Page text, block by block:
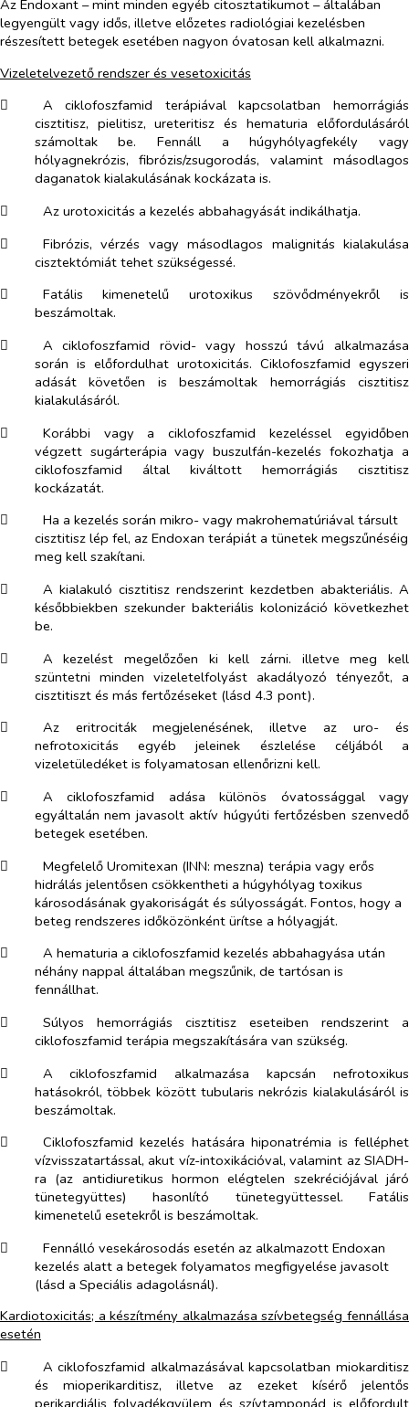
Az Endoxant – mint minden egyéb citosztatikumot – általában
legyengült vagy idős, illetve előzetes radiológiai kezelésben
részesített betegek esetében nagyon óvatosan kell alkalmazni.
Vizeletelvezető rendszer és vesetoxicitás
​
A ciklofoszfamid terápiával kapcsolatban hemorrágiás
cisztitisz, pielitisz, ureteritisz és hematuria előfordulásáról
számoltak be. Fennáll a húgyhólyagfekély vagy
hólyagnekrózis, fibrózis/zsugorodás, valamint másodlagos
daganatok kialakulásának kockázata is.
​
Az urotoxicitás a kezelés abbahagyását indikálhatja.
​
Fibrózis, vérzés vagy másodlagos malignitás kialakulása
cisztektómiát tehet szükségessé.
​
Fatális kimenetelű urotoxikus szövődményekről is
beszámoltak.
​
A ciklofoszfamid rövid- vagy hosszú távú alkalmazása
során is előfordulhat urotoxicitás. Ciklofoszfamid egyszeri
adását követően is beszámoltak hemorrágiás cisztitisz
kialakulásáról.
​
Korábbi vagy a ciklofoszfamid kezeléssel egyidőben
végzett sugárterápia vagy buszulfán-kezelés fokozhatja a
ciklofoszfamid által kiváltott hemorrágiás cisztitisz
kockázatát.
​
Ha a kezelés során mikro- vagy makrohematúriával társult
cisztitisz lép fel, az Endoxan terápiát a tünetek megszűnéséig
meg kell szakítani.
​
A kialakuló cisztitisz rendszerint kezdetben abakteriális. A
későbbiekben szekunder bakteriális kolonizáció következhet
be.
​
A kezelést megelőzően ki kell zárni. illetve meg kell
szüntetni minden vizeletelfolyást akadályozó tényezőt, a
cisztitiszt és más fertőzéseket (lásd 4.3 pont).
​
Az eritrociták megjelenésének, illetve az uro- és
nefrotoxicitás egyéb jeleinek észlelése céljából a
vizeletüledéket is folyamatosan ellenőrizni kell.
​
A ciklofoszfamid adása különös óvatossággal vagy
egyáltalán nem javasolt aktív húgyúti fertőzésben szenvedő
betegek esetében.
​
Megfelelő Uromitexan (INN: meszna) terápia vagy erős
hidrálás jelentősen csökkentheti a húgyhólyag toxikus
károsodásának gyakoriságát és súlyosságát. Fontos, hogy a
beteg rendszeres időközönként ürítse a hólyagját.
​
A hematuria a ciklofoszfamid kezelés abbahagyása után
néhány nappal általában megszűnik, de tartósan is
fennállhat.
​
Súlyos hemorrágiás cisztitisz eseteiben rendszerint a
ciklofoszfamid terápia megszakítására van szükség.
​
A ciklofoszfamid alkalmazása kapcsán nefrotoxikus
hatásokról, többek között tubularis nekrózis kialakulásáról is
beszámoltak.
​
Ciklofoszfamid kezelés hatására hiponatrémia is felléphet
vízvisszatartással, akut víz-intoxikációval, valamint az SIADH-
ra (az antidiuretikus hormon elégtelen szekréciójával járó
tünetegyüttes) hasonlító tünetegyüttessel. Fatális
kimenetelű esetekről is beszámoltak.
​
Fennálló vesekárosodás esetén az alkalmazott Endoxan
kezelés alatt a betegek folyamatos megfigyelése javasolt
(lásd a Speciális adagolásnál).
Kardiotoxicitás; a készítmény alkalmazása szívbetegség fennállása
esetén
​
A ciklofoszfamid alkalmazásával kapcsolatban miokarditisz
és mioperikarditisz, illetve az ezeket kísérő jelentős